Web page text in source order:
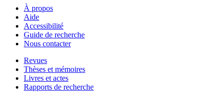
À propos
Aide
Accessibilité
Guide de recherche
Nous contacter
Revues
Thèses et mémoires
Livres et actes
Rapports de recherche